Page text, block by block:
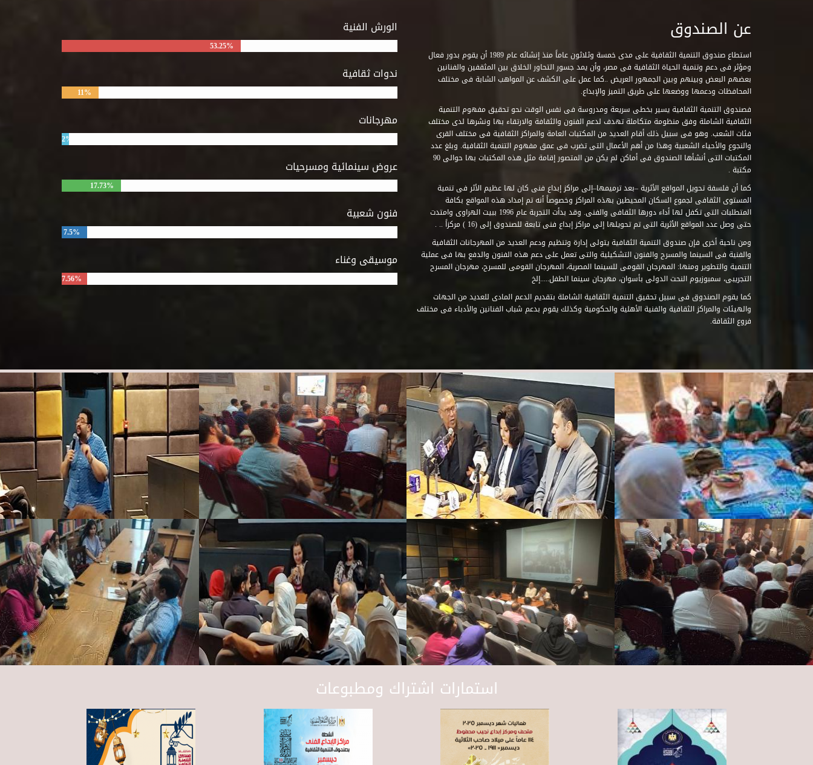
الورش الفنية
53.25%
ندوات ثقافية
11%
مهرجانات
2%
عروض سينمائية ومسرحيات
17.73%
فنون شعبية
7.5%
موسيقى وغناء
7.56%
عن الصندوق
استطاع صندوق التنمية الثقافية على مدى خمسة وثلاثون عاماً منذ إنشائه عام 1989 أن يقوم بدور فعال
ومؤثر فى دعم وتنمية الحياة الثقافية فى مصر، وأن يمد جسور التحاور الخلاق بين المثقفين والفنانين
بعضهم البعض وبينهم وبين الجمهور العريض ..كما عمل على الكشف عن المواهب الشابة فى مختلف
المحافظات ودعمها ووضعها على طريق التميز والإبداع.
فصندوق التنمية الثقافية يسير بخطى سريعة ومدروسة فى نفس الوقت نحو تحقيق مفهوم التنمية
الثقافية الشاملة وفق منظومة متكاملة تهدف لدعم الفنون والثقافة والارتقاء بها ونشرها لدى مختلف
فئات الشعب. وهو فى سبيل ذلك أقام العديد من المكتبات العامة والمراكز الثقافية فى مختلف القرى
والنجوع والأحياء الشعبية وهذا من أهم الأعمال التى تضرب فى عمق مفهوم التنمية الثقافية. وبلغ عدد
المكتبات التى أنشأها الصندوق فى أماكن لم يكن من المتصور إقامة مثل هذه المكتبات بها حوالى 90
مكتبة .
كما أن فلسفة تحويل المواقع الأثرية –بعد ترميمها–إلى مراكز إبداع فنى كان لها عظيم الأثر فى تنمية
المستوى الثقافى لجموع السكان المحيطين بهذه المراكز وخصوصاً أنه تم إمداد هذه المواقع بكافة
المتطلبات التى تكفل لها أداء دورها الثقافى والفنى. وقد بدأت التجربة عام 1996 ببيت الهراوى وامتدت
حتى وصل عدد المواقع الأثرية التى تم تحويلها إلى مراكز إبداع فنى تابعة للصندوق إلى (16 ) مركزاً .. .
ومن ناحية أخرى فإن صندوق التنمية الثقافية يتولى إدارة وتنظيم ودعم العديد من المهرجانات الثقافية
والفنية فى السينما والمسرح والفنون التشكيلية والتى تعمل على دعم هذه الفنون والدفع بها فى عملية
التنمية والتطوير ومنها: المهرجان القومى للسينما المصرية، المهرجان القومى للمسرح، مهرجان المسرح
التجريبى، سمبوزيوم النحت الدولى بأسوان، مهرجان سينما الطفل.....إلخ
كما يقوم الصندوق فى سبيل تحقيق التنمية الثقافية الشاملة بتقديم الدعم المادى للعديد من الجهات
والهيئات والمراكز الثقافية والفنية الأهلية والحكومية وكذلك يقوم بدعم شباب الفنانين والأدباء فى مختلف
فروع الثقافة.
استمارات اشتراك ومطبوعات